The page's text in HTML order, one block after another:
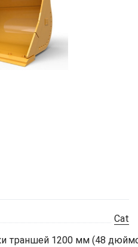
Cat
траншей 1200 мм (48